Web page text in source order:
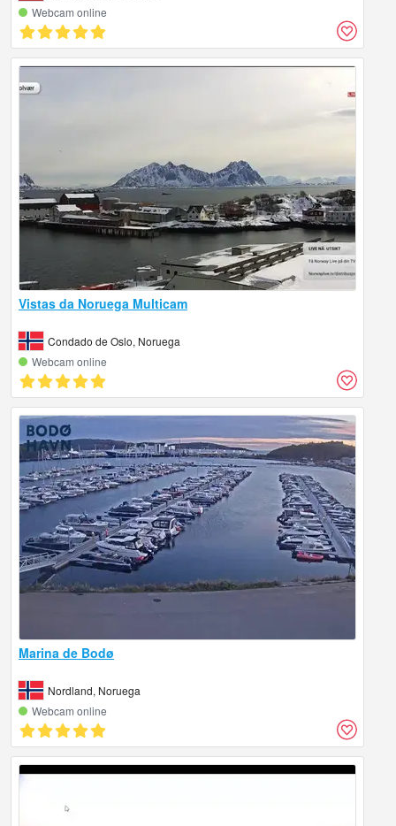
Webcam online
Vistas da Noruega Multicam
Condado de Oslo, Noruega
Webcam online
Marina de Bodø
Nordland, Noruega
Webcam online